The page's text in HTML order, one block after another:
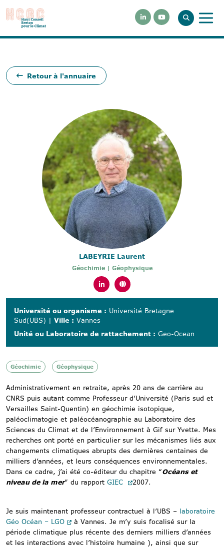
Retour à l'annuaire
LABEYRIE Laurent
Géochimie | Géophysique
Université ou organisme : Université Bretagne
Sud(UBS) | Ville : Vannes
Unité ou Laboratoire de rattachement : Geo-Ocean
Géochimie Géophysique
Administrativement en retraite, après 20 ans de carrière au
CNRS puis autant comme Professeur d’Université (Paris sud et
Versailles Saint-Quentin) en géochimie isotopique,
paléoclimatogie et paléocéanographie au Laboratoire des
Sciences du Climat et de l’Environnement à Gif sur Yvette. Mes
recherches ont porté en particulier sur les mécanismes liés aux
changements climatiques abrupts des dernières centaines de
milliers d’années, et leurs conséquences environnementales.
Dans ce cadre, j’ai été co-éditeur du chapitre “Océans et
niveau de la mer” du rapport GIEC 2007.
Je suis maintenant professeur contractuel à l’UBS – laboratoire
Géo Océan – LGO
à Vannes. Je m’y suis focalisé sur la
période climatique plus récente des derniers milliers d’années
et les interactions avec l’histoire humaine ), ainsi que sur